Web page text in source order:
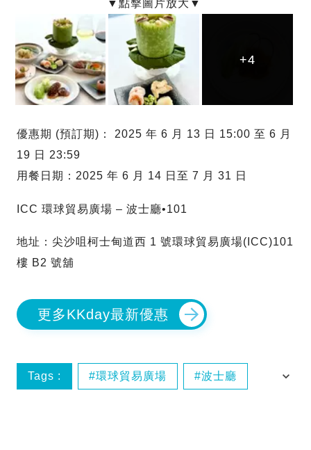
+4
+4
+4
優惠期 (預訂期)： 2025 年 6 月 13 日 15:00 至 6 月
19 日 23:59
用餐日期：2025 年 6 月 14 日至 7 月 31 日
ICC 環球貿易廣場 – 波士廳•101
地址：尖沙咀柯士甸道西 1 號環球貿易廣場(ICC)101
樓 B2 號舖
更多KKday最新優惠
Tags : 環球貿易廣場 波士廳